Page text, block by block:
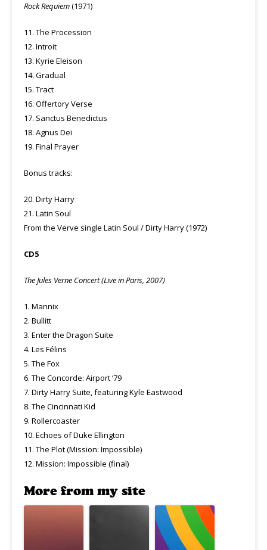
Rock Requiem(1971)
11. The Procession
12. Introit
13. Kyrie Eleison
14. Gradual
15. Tract
16. Offertory Verse
17. Sanctus Benedictus
18. Agnus Dei
19. Final Prayer
Bonus tracks:
20. Dirty Harry
21. Latin Soul
From the Verve single Latin Soul / Dirty Harry (1972)
CD5
The Jules Verne Concert (Live in Paris, 2007)
1. Mannix
2. Bullitt
3. Enter the Dragon Suite
4. Les Félins
5. The Fox
6. The Concorde: Airport ‘79
7. Dirty Harry Suite, featuring Kyle Eastwood
8. The Cincinnati Kid
9. Rollercoaster
10. Echoes of Duke Ellington
11. The Plot (Mission: Impossible)
12. Mission: Impossible (final)
More from my site